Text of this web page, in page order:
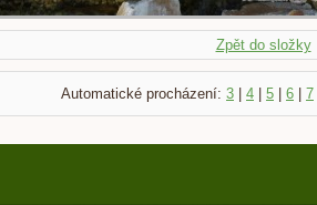
Zpět do složky
Automatické procházení: 3 4 5 6 7